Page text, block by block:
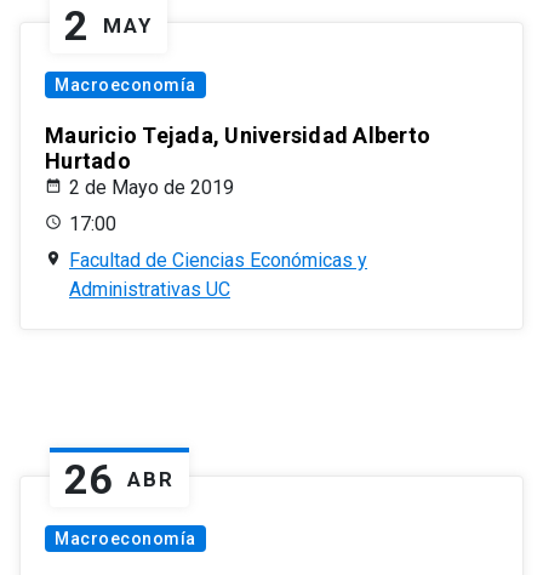
2 MAY
Macroeconomía
Mauricio Tejada, Universidad Alberto
Hurtado
2 de Mayo de 2019
17:00
Facultad de Ciencias Económicas y
Administrativas UC
26 ABR
Macroeconomía